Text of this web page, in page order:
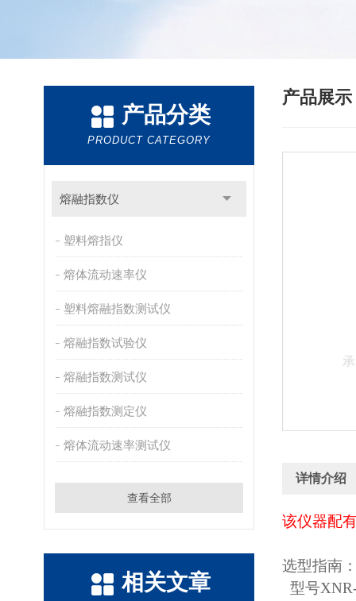
产品分类
PRODUCT CATEGORY
熔融指数仪
塑料熔指仪
熔体流动速率仪
塑料熔融指数测试仪
熔融指数试验仪
熔融指数测试仪
熔融指数测定仪
熔体流动速率测试仪
查看全部
相关文章
产品展示
详情介绍
该仪器配
选型指南
型号